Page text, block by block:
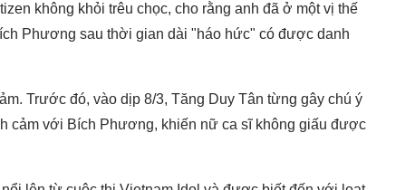
không khỏi trêu chọc, cho rằng anh đã ở một vị thế
Phương sau thời gian dài "háo hức" có được danh
Trước đó, vào dịp 8/3, Tăng Duy Tân từng gây chú ý
cảm với Bích Phương, khiến nữ ca sĩ không giấu được